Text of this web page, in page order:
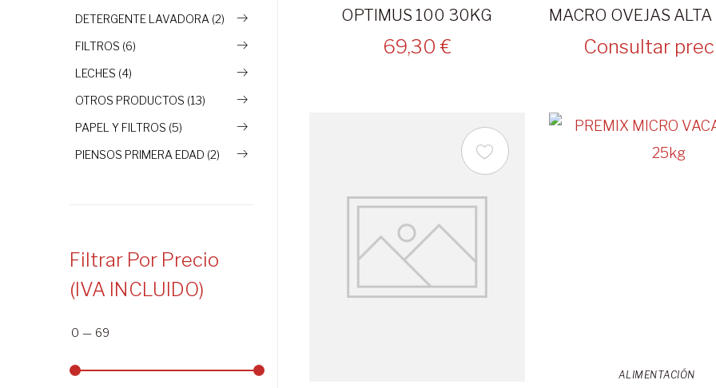
OPTIMUS 100 30KG
69,30 € Consultar
ALIMENTACIÓN
DETERGENTE LAVADORA (2)
FILTROS (6)
LECHES (4)
OTROS PRODUCTOS (13)
PAPEL Y FILTROS (5)
PIENSOS PRIMERA EDAD (2)
Filtrar Por Precio
(IVA INCLUIDO)
0 — 69